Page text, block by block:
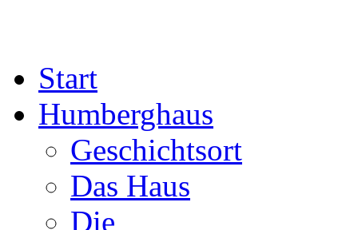
Start
Humberghaus
Geschichtsort
Das Haus
Die